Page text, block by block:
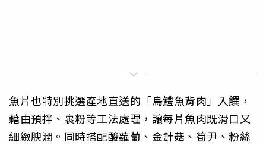
魚片也特別挑選產地直送的「烏鱧魚背肉」入饌，
藉由預拌、裹粉等工法處理，讓每片魚肉既滑口又
細緻腴潤。同時搭配酸蘿蔔、金針菇、筍尹、粉絲